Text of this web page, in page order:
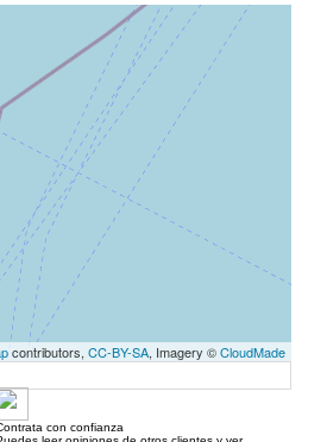
contributors, CC-BY-SA, Imagery ©CloudMade
con confianza